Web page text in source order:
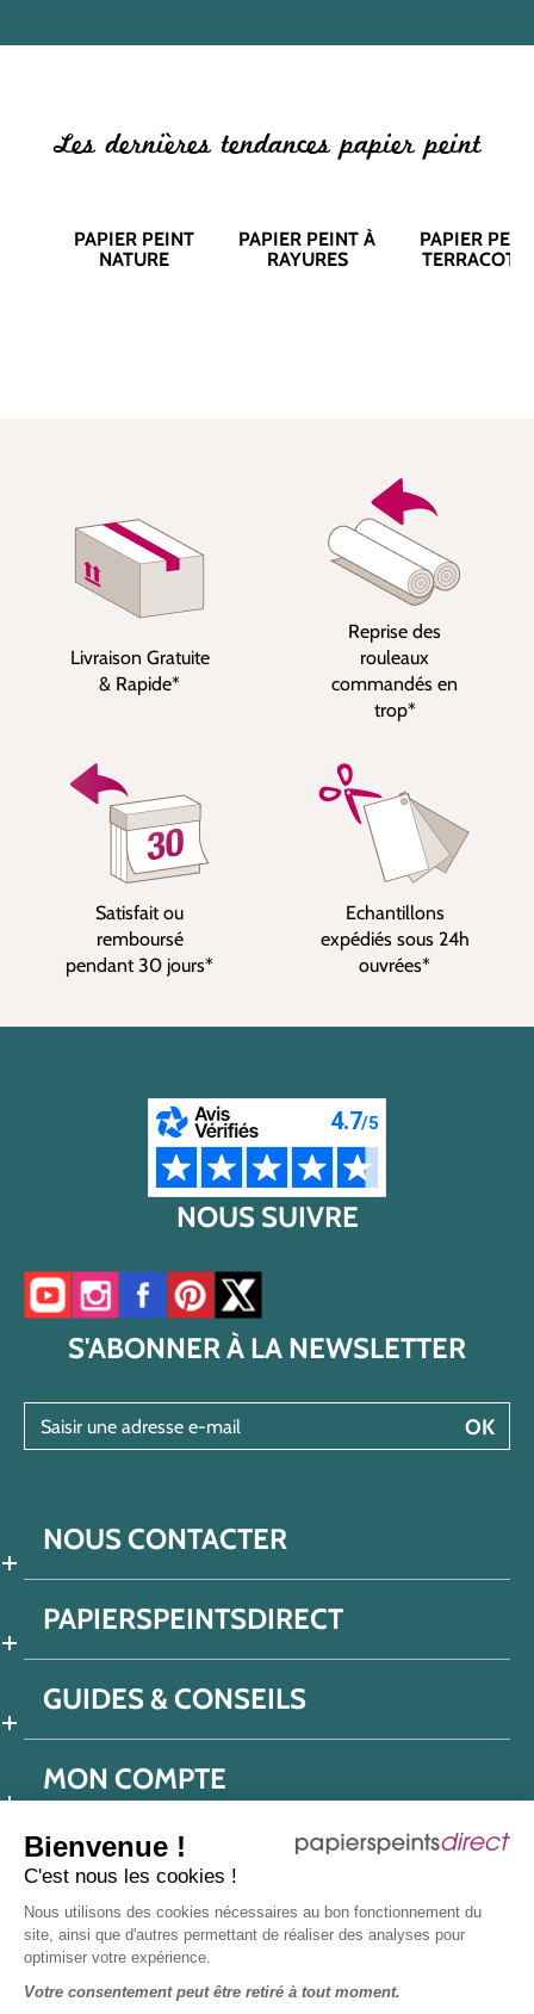
Bienvenue !
C'est nous les cookies !
Nous utilisons des cookies nécessaires au bon fonctionnement du
site, ainsi que d'autres permettant de réaliser des analyses pour
optimiser votre expérience.
Votre consentement peut être retiré à tout moment.
Les dernières tendances papier peint
PAPIER PEINT
NATURE
PAPIER PEINT À
RAYURES
PAPIER
Livraison Gratuite
& Rapide*
Reprise des
rouleaux
commandés en
trop*
Satisfait ou
remboursé
pendant 30 jours*
Echantillons
expédiés sous 24h
ouvrées*
NOUS SUIVRE
Accéder à notre chaîne YouTube
Accéder à notre compte Instagram
Accéder à notre page Facebook
Accéder à notre compte Pinterest
Accéder à notre compte Twitter/X
S'ABONNER À LA NEWSLETTER
OK
NOUS CONTACTER
PAPIERSPEINTSDIRECT
GUIDES & CONSEILS
MON COMPTE
Politique de confidentialité
Mentions légales
Protection données réseaux sociaux
Déclaration d'accessibilité